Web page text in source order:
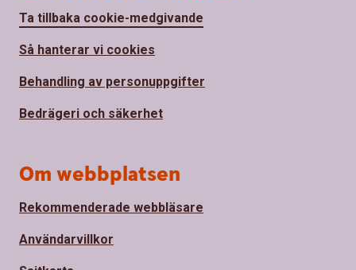
Ta tillbaka cookie-medgivande
Så hanterar vi cookies
Behandling av personuppgifter
Bedrägeri och säkerhet
Om webbplatsen
Rekommenderade webbläsare
Användarvillkor